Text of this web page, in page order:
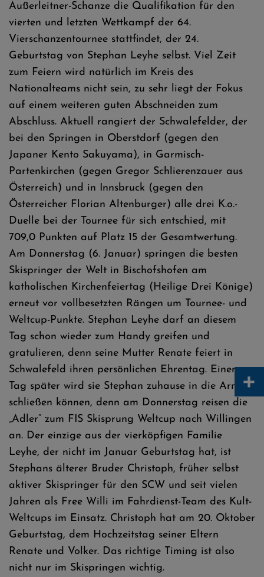
Außerleitner-Schanze die Qualifikation für den
vierten und letzten Wettkampf der 64.
Vierschanzentournee stattfindet, der 24.
Geburtstag von Stephan Leyhe selbst. Viel Zeit
zum Feiern wird natürlich im Kreis des
Nationalteams nicht sein, zu sehr liegt der Fokus
auf einem weiteren guten Abschneiden zum
Abschluss. Aktuell rangiert der Schwalefelder, der
bei den Springen in Oberstdorf (gegen den
Japaner Kento Sakuyama), in Garmisch-
Partenkirchen (gegen Gregor Schlierenzauer aus
Österreich) und in Innsbruck (gegen den
Österreicher Florian Altenburger) alle drei K.o.-
Duelle bei der Tournee für sich entschied, mit
709,0 Punkten auf Platz 15 der Gesamtwertung.
Am Donnerstag (6. Januar) springen die besten
Skispringer der Welt in Bischofshofen am
katholischen Kirchenfeiertag (Heilige Drei Könige)
erneut vor vollbesetzten Rängen um Tournee- und
Weltcup-Punkte. Stephan Leyhe darf an diesem
Tag schon wieder zum Handy greifen und
gratulieren, denn seine Mutter Renate feiert in
Schwalefeld ihren persönlichen Ehrentag. Einen
Tag später wird sie Stephan zuhause in die Arme
schließen können, denn am Donnerstag reisen die
„Adler“ zum FIS Skisprung Weltcup nach Willingen
an. Der einzige aus der vierköpfigen Familie
Leyhe, der nicht im Januar Geburtstag hat, ist
Stephans älterer Bruder Christoph, früher selbst
aktiver Skispringer für den SCW und seit vielen
Jahren als Free Willi im Fahrdienst-Team des Kult-
Weltcups im Einsatz. Christoph hat am 20. Oktober
Geburtstag, dem Hochzeitstag seiner Eltern
Renate und Volker. Das richtige Timing ist also
nicht nur im Skispringen wichtig.
+